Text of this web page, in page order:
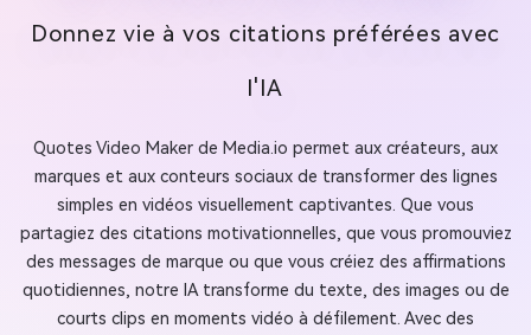
Donnez vie à vos citations préférées avec
l'IA
Quotes Video Maker de Media.io permet aux créateurs, aux
marques et aux conteurs sociaux de transformer des lignes
simples en vidéos visuellement captivantes. Que vous
partagiez des citations motivationnelles, que vous promouviez
des messages de marque ou que vous créiez des affirmations
quotidiennes, notre IA transforme du texte, des images ou de
courts clips en moments vidéo à défilement. Avec des